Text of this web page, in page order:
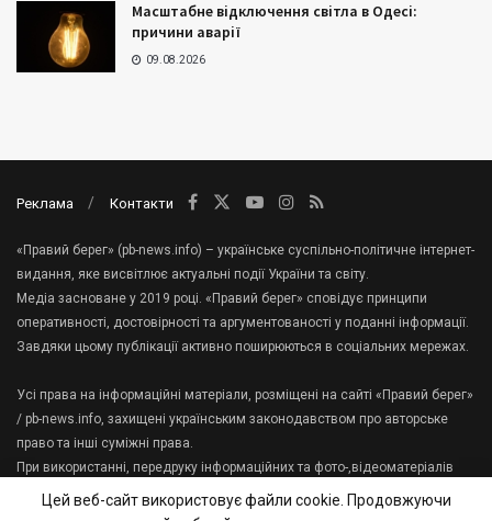
Масштабне відключення світла в Одесі:
причини аварії
09.08.2026
Реклама Контакти
«Правий берег» (pb-news.info) – українське суспільно-політичне інтернет-
видання, яке висвітлює актуальні події України та світу.
Медіа засноване у 2019 році. «Правий берег» сповідує принципи
оперативності, достовірності та аргументованості у поданні інформації.
Завдяки цьому публікації активно поширюються в соціальних мережах.
Усі права на інформаційні матеріали, розміщені на сайті «Правий берег»
/ pb-news.info, захищені українським законодавством про авторське
право та інші суміжні права.
При використанні, передруку інформаційних та фото-,відеоматеріалів
сайту, гіперпосилання на «Правий берег» має міститися в першому
Цей веб-сайт використовує файли cookie. Продовжуючи